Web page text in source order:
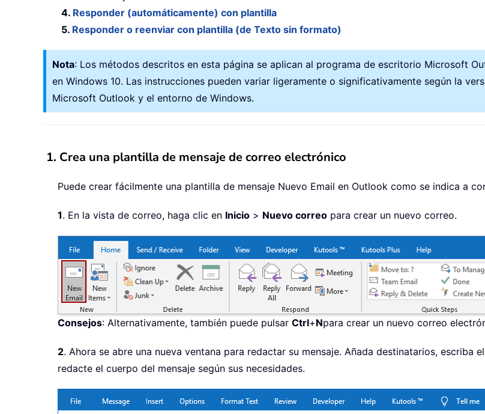
4. Responder (automáticamente) con plantilla
5. Responder o reenviar con plantilla (de Texto sin formato)
Nota: Los métodos descritos en esta página se aplican al programa de escritorio Microsoft
en Windows 10. Las instrucciones pueden variar ligeramente o significativamente según la
Microsoft Outlook y el entorno de Windows.
1. Crea una plantilla de mensaje de correo electrónico
Puede crear fácilmente una plantilla de mensaje Nuevo Email en Outlook como se indica a
1. En la vista de correo, haga clic en Inicio > Nuevo correo para crear un nuevo correo.
Consejos: Alternativamente, también puede pulsar Ctrl+Npara crear un nuevo correo
2. Ahora se abre una nueva ventana para redactar su mensaje. Añada destinatarios, escriba
redacte el cuerpo del mensaje según sus necesidades.